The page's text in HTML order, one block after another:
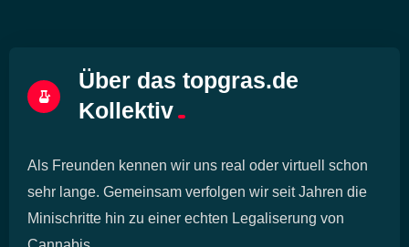
Über das topgras.de
Kollektiv
Als Freunden kennen wir uns real oder virtuell schon
sehr lange. Gemeinsam verfolgen wir seit Jahren die
Minischritte hin zu einer echten Legaliserung von